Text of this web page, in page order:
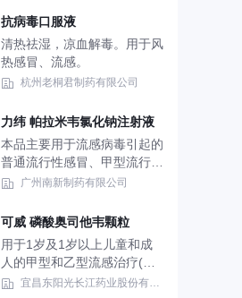
抗病毒口服液
清热祛湿，凉血解毒。用于风
热感冒、流感。
杭州老桐君制药有限公司
力纬 帕拉米韦氯化钠注射液
本品主要用于流感病毒引起的
普通流行性感冒、甲型流行性
感冒。包括：H1（H1N.），
引起的流行感冒。也可以用于
感。
广州南新制药有限公司
可威 磷酸奥司他韦颗粒
用于1岁及1岁以上儿童和成
人的甲型和乙型流感治疗(磷
酸奥司他韦能够有效治疗甲型
宜昌东阳光长江药业股份有限公司